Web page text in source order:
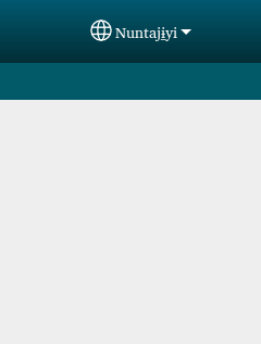
Select your
Nuntajɨ̱yi